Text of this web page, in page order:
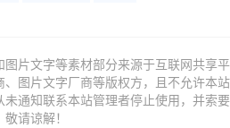
片文字等素材部分来源于互联网共享
图片文字厂商等版权方，且不允许本
通知联系本站管理者停止使用，并索
请谅解！